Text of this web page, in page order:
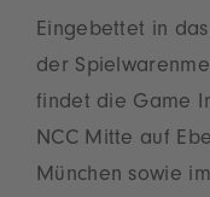
Eingebettet in
der
findet die Game
NCC Mitte auf
München sowie